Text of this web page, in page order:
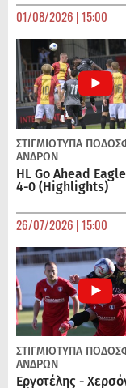
01/08/2026 | 15:00
ΣΤΙΓΜΙΟΤΥΠΑ
ΑΝΔΡΏΝ
HL Go Ahead
4-0 (Highlights)
26/07/2026 | 15:00
ΣΤΙΓΜΙΟΤΥΠΑ
ΑΝΔΡΏΝ
Εργοτέλης -